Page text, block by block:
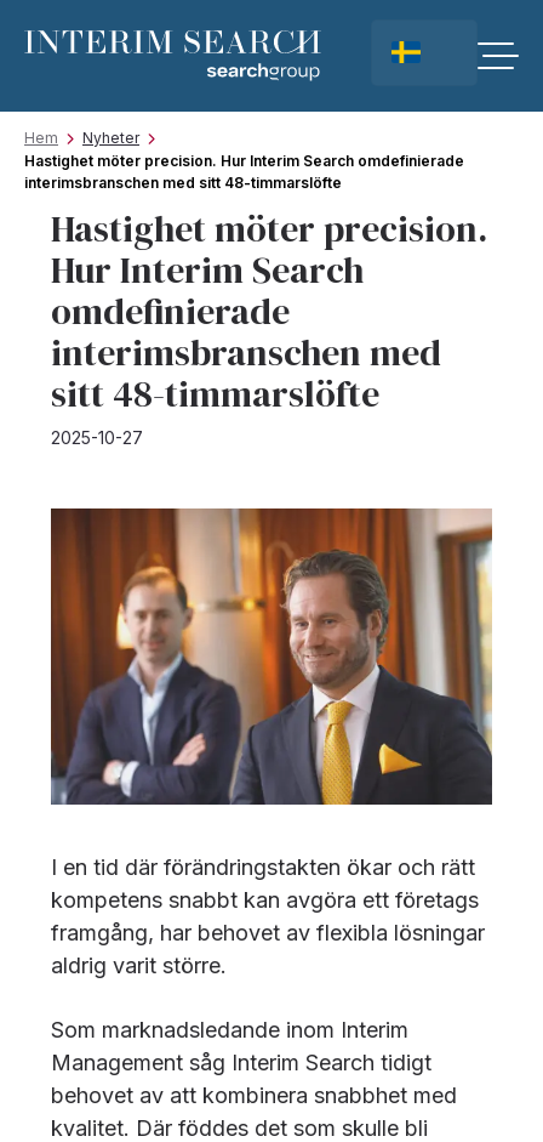
Hem
Nyheter
Hastighet möter precision. Hur Interim Search omdefinierade
interimsbranschen med sitt 48-timmarslöfte
Hastighet möter precision.
Hur Interim Search
omdefinierade
interimsbranschen med
sitt 48-timmarslöfte
2025-10-27
I en tid där förändringstakten ökar och rätt
kompetens snabbt kan avgöra ett företags
framgång, har behovet av flexibla lösningar
aldrig varit större.
Som marknadsledande inom Interim
Management såg Interim Search tidigt
behovet av att kombinera snabbhet med
kvalitet. Där föddes det som skulle bli